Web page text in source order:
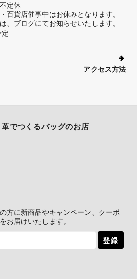
がZIZZにあることを知り、今回久しぶり
。 ちょうど良いサイズ感と着物地のデザ
使わせていただこうと思います。
ございます！長く続けていると、い
のお供として使ってやってくださ
ルダー【トラッド】 NO.228
をきれいにラッピングして頂きありがと
スも凄く感じも良く大変気にいっている
定休
百貨店催事中はお休みとなります。
、ブログにてお知らせいたします。
アクセス方法
でつくるバッグのお店
方に新商品やキャンペーン、クーポ
お届けいたします。
登録